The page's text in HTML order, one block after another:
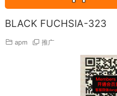
BLACK FUCHSIA-323
apm 推广